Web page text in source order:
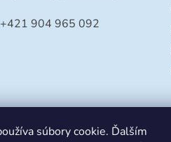
súbory cookie. Ďalším
+421 904 965 092